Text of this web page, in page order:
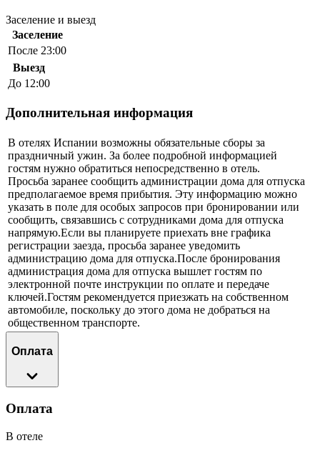
Заселение и выезд
Заселение
После 23:00
Выезд
До 12:00
Дополнительная информация
В отелях Испании возможны обязательные сборы за
праздничный ужин. За более подробной информацией
гостям нужно обратиться непосредственно в отель.
Просьба заранее сообщить администрации дома для отпуска
предполагаемое время прибытия. Эту информацию можно
указать в поле для особых запросов при бронировании или
сообщить, связавшись с сотрудниками дома для отпуска
напрямую.Если вы планируете приехать вне графика
регистрации заезда, просьба заранее уведомить
администрацию дома для отпуска.После бронирования
администрация дома для отпуска вышлет гостям по
электронной почте инструкции по оплате и передаче
ключей.Гостям рекомендуется приезжать на собственном
автомобиле, поскольку до этого дома не добраться на
общественном транспорте.
Оплата
Оплата
В отеле